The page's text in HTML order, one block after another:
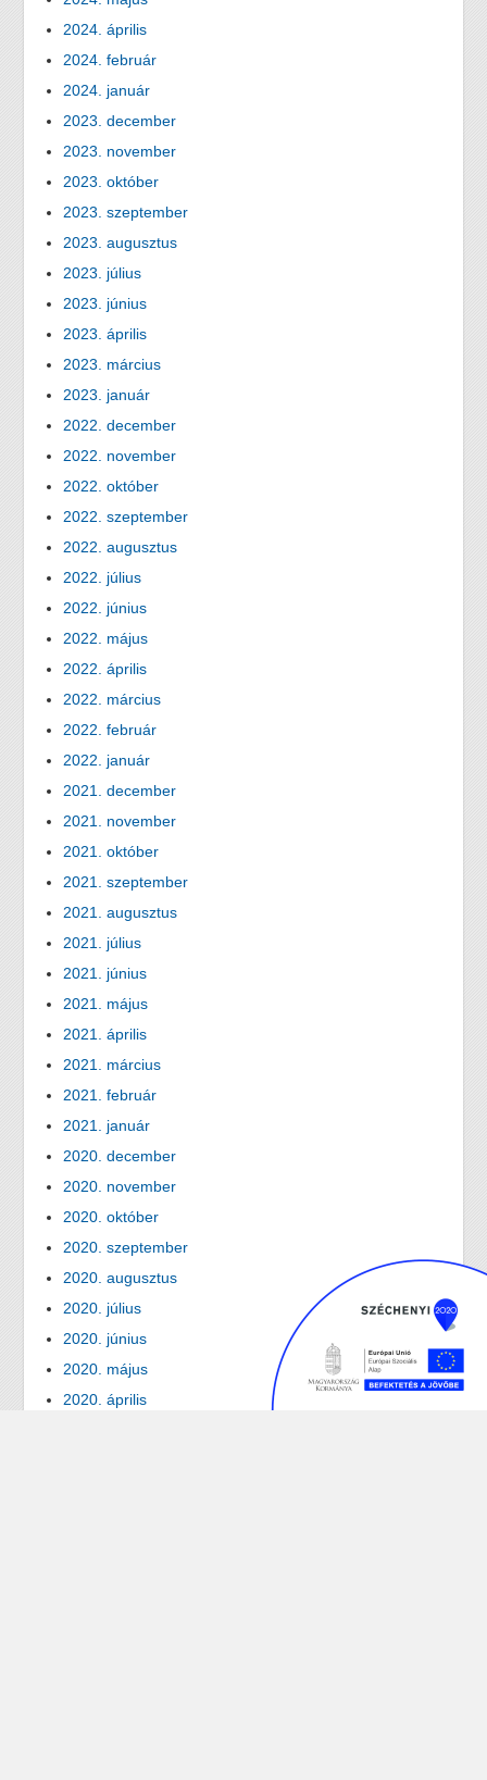
2024. április
2024. február
2024. január
2023. december
2023. november
2023. október
2023. szeptember
2023. augusztus
2023. július
2023. június
2023. április
2023. március
2023. január
2022. december
2022. november
2022. október
2022. szeptember
2022. augusztus
2022. július
2022. június
2022. május
2022. április
2022. március
2022. február
2022. január
2021. december
2021. november
2021. október
2021. szeptember
2021. augusztus
2021. július
2021. június
2021. május
2021. április
2021. március
2021. február
2021. január
2020. december
2020. november
2020. október
2020. szeptember
2020. augusztus
2020. július
2020. június
2020. május
2020. április